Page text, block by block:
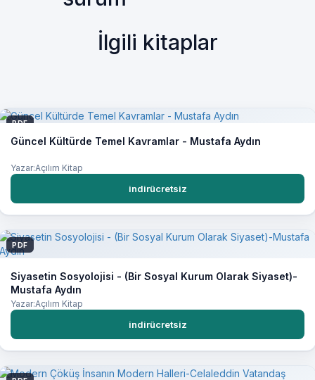
İlgili kitaplar
PDF
Güncel Kültürde Temel Kavramlar - Mustafa Aydın
Yazar:Açılım Kitap
indirücretsiz
PDF
Siyasetin Sosyolojisi - (Bir Sosyal Kurum Olarak Siyaset)-
Mustafa Aydın
Yazar:Açılım Kitap
indirücretsiz